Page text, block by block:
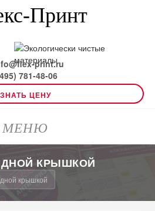
print.ru
781-48-06
ЦЕНУ
МЕНЮ
КРЫШКОЙ
крышкой